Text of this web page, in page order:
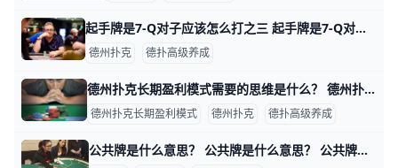
起手牌是7-Q对子应该怎么打之三 起手牌是7-Q对子应该怎么打之三 起手牌是7-Q对子应该怎么打之一：https://www.moshike.com/a/581.html 4 翻牌
德州扑克 德扑高级养成
德州扑克长期盈利模式需要的思维是什么？ 德州扑克长期盈利模式是什么？仅仅关注手中的两张底牌是远远不够的。在德扑游戏的过程中，有许许多多的因素会影响我们的决定，以及决定的期望值，这些
德州扑克长期盈利模式 德州扑克 德扑高级养成
公共牌是什么意思？ 公共牌是什么意思？ 公共牌简单的说就是所有玩家一起都可以共用的牌（一共5张公共牌）。 根据德州扑克的游戏规则，每个玩家首先会发到其他人不能看见，